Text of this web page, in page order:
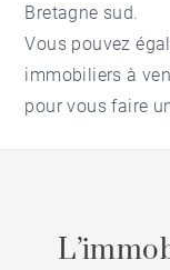
Bretagne sud.
Vous pouvez
immobiliers à
pour vous faire